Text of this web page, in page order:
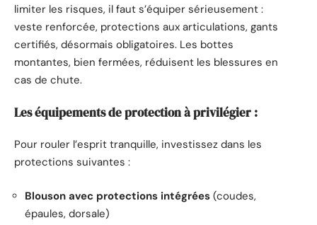
limiter les risques, il faut s’équiper sérieusement :
veste renforcée, protections aux articulations, gants
certifiés, désormais obligatoires. Les bottes
montantes, bien fermées, réduisent les blessures en
cas de chute.
Les équipements de protection à privilégier :
Pour rouler l’esprit tranquille, investissez dans les
protections suivantes :
Blouson avec protections intégrées (coudes,
épaules, dorsale)